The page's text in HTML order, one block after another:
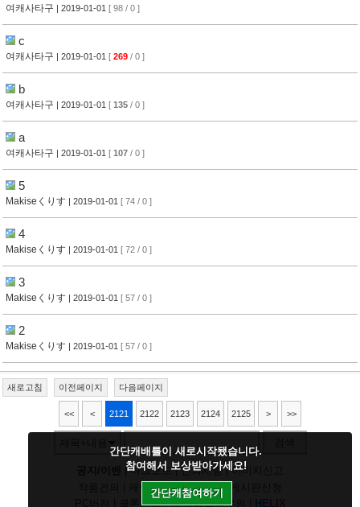
여캐사타구 | 2019-01-01 [ 98 / 0 ]
c
여캐사타구 | 2019-01-01 [ 269 / 0 ]
b
여캐사타구 | 2019-01-01 [ 135 / 0 ]
a
여캐사타구 | 2019-01-01 [ 107 / 0 ]
5
Makiseくりす | 2019-01-01 [ 74 / 0 ]
4
Makiseくりす | 2019-01-01 [ 72 / 0 ]
3
Makiseくりす | 2019-01-01 [ 57 / 0 ]
2
Makiseくりす | 2019-01-01 [ 57 / 0 ]
새로고침 이전페이지 다음페이지
<< < 2121 2122 2123 2124 2125 > >>
|다크모드|건의사항|이미지신고
캐릭건의|기타디비|
클론신고|정지/패널티문의 H X
간단캐배틀이 새로시작됐습니다.
참여해서 보상받아가세요!
간단캐참여하기